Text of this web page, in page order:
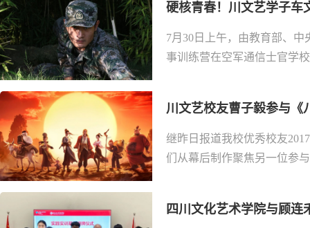
硬核青春！川文艺学子车
7月30日上午，由教育部、
事训练营在空军通信士官学
川文艺校友曹子毅参与《
继昨日报道我校优秀校友
们从幕后制作聚焦另一位参
四川文化艺术学院与顾